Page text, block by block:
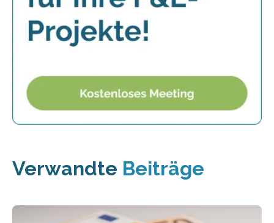
Verwandte Beiträge